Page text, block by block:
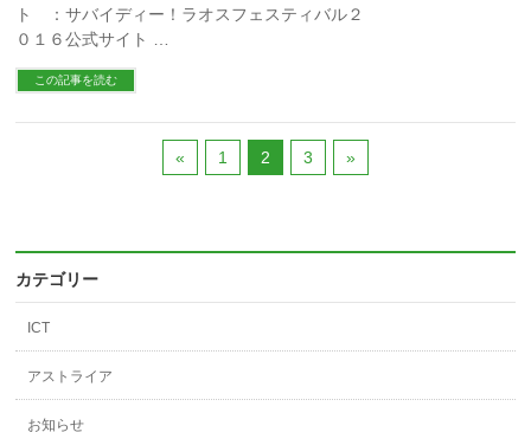
ト ：サバイディー！ラオスフェスティバル２
０１６公式サイト …
この記事を読む
« 1 2 3 »
カテゴリー
ICT
アストライア
お知らせ